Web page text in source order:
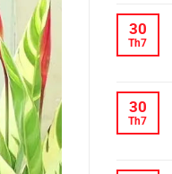
30
Th7
30
Th7